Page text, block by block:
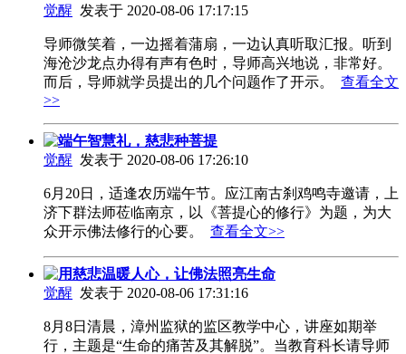
觉醒 发表于 2020-08-06 17:17:15
导师微笑着，一边摇着蒲扇，一边认真听取汇报。听到
海沧沙龙点办得有声有色时，导师高兴地说，非常好。
而后，导师就学员提出的几个问题作了开示。 查看全文
>>
端午智慧礼，慈悲种菩提
觉醒 发表于 2020-08-06 17:26:10
6月20日，适逢农历端午节。应江南古刹鸡鸣寺邀请，上
济下群法师莅临南京，以《菩提心的修行》为题，为大
众开示佛法修行的心要。 查看全文>>
用慈悲温暖人心，让佛法照亮生命
觉醒 发表于 2020-08-06 17:31:16
8月8日清晨，漳州监狱的监区教学中心，讲座如期举
行，主题是“生命的痛苦及其解脱”。当教育科长请导师